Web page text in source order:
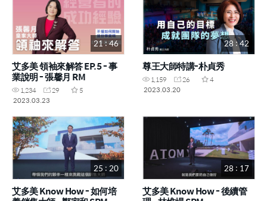
21 : 46
艾多美 領袖來解答 EP.5 - 事
業說明 - 張馨月 RM
1,234 29
5
2023.03.23
28 : 42
尊王大師特講-朴貞秀
1,159 26
4
2023.03.20
25 : 20
艾多美 Know How - 如何培
28 : 17
艾多美 Know How - 後續管